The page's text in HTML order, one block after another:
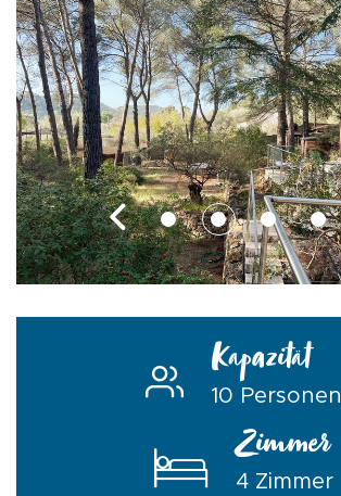
Kapazität
10 Personen
Zimmer
4 Zimmer